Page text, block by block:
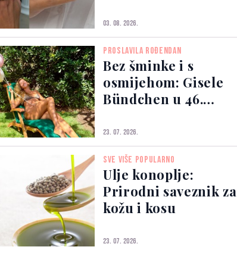
vizualno izdužuje
prste
03. 08. 2026.
PROSLAVILA ROĐENDAN
Bez šminke i s
osmijehom: Gisele
Bündchen u 46.
nego ikad
23. 07. 2026.
SVE VIŠE POPULARNO
Ulje konoplje:
Prirodni saveznik za
kožu i kosu
23. 07. 2026.